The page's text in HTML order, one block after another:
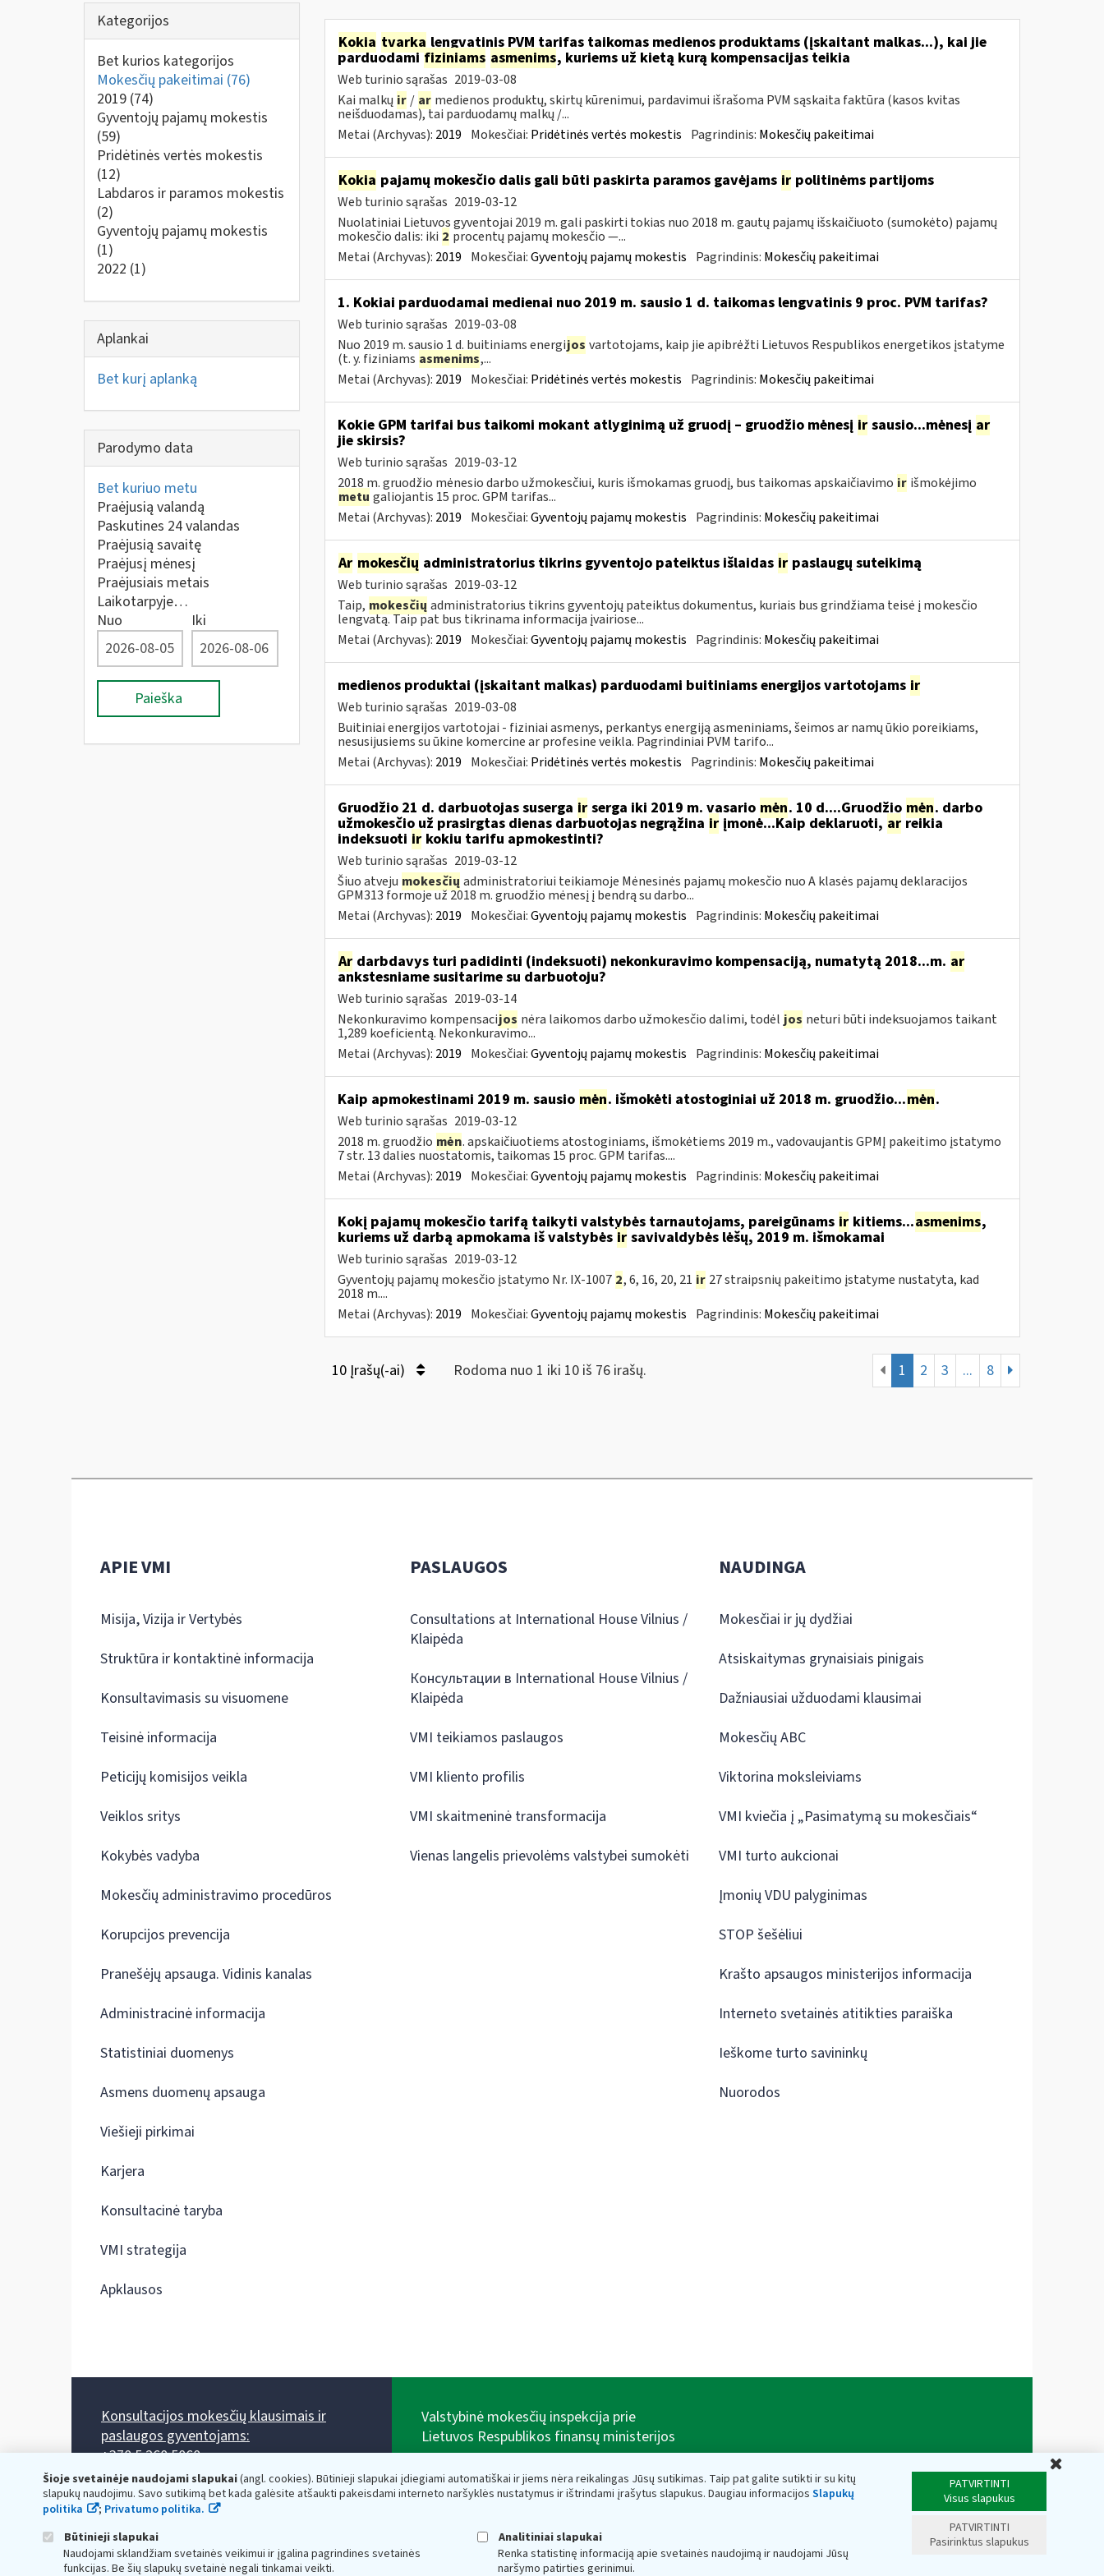
Kategorijos
Bet kurios kategorijos
Mokesčių pakeitimai (76)
2019 (74)
Gyventojų pajamų mokestis
(59)
Pridėtinės vertės mokestis
(12)
Labdaros ir paramos mokestis
(2)
Gyventojų pajamų mokestis
(1)
2022 (1)
Aplankai
Bet kurį aplanką
Parodymo data
Bet kuriuo metu
Praėjusią valandą
Paskutines 24 valandas
Praėjusią savaitę
Praėjusį mėnesį
Praėjusiais metais
Laikotarpyje…
Nuo
Iki
Paieška
Kokia tvarkalengvatinis PVM tarifas taikomas medienos produktams (įskaitant malkas...), kai jie
parduodamifiziniams asmenims, kuriems už kietą kurą kompensacijas teikia
Web turinio sąrašas 2019-03-08
Kai malkų ir / ar medienos produktų, skirtų kūrenimui, pardavimui išrašoma PVM sąskaita faktūra (kasos kvitas
neišduodamas), tai parduodamų malkų /...
Metai (Archyvas): 2019 Mokesčiai: Pridėtinės vertės mokestis Pagrindinis: Mokesčių pakeitimai
Kokia pajamų mokesčio dalis gali būti paskirta paramos gavėjams irpolitinėms partijoms
Web turinio sąrašas 2019-03-12
Nuolatiniai Lietuvos gyventojai 2019 m. gali paskirti tokias nuo 2018 m. gautų pajamų išskaičiuoto (sumokėto) pajamų
mokesčio dalis: iki 2 procentų pajamų mokesčio —...
Metai (Archyvas): 2019 Mokesčiai:Gyventojų pajamų mokestis Pagrindinis: Mokesčių pakeitimai
1. Kokiai parduodamai medienai nuo 2019 m. sausio 1 d. taikomas lengvatinis 9 proc. PVM tarifas?
Web turinio sąrašas 2019-03-08
Nuo 2019 m. sausio 1 d. buitiniams energijos vartotojams, kaip jie apibrėžti Lietuvos Respublikos energetikos įstatyme
(t. y. fiziniams asmenims,...
Metai (Archyvas): 2019 Mokesčiai: Pridėtinės vertės mokestis Pagrindinis: Mokesčių pakeitimai
Kokie GPM tarifai bus taikomi mokant atlyginimą už gruodį – gruodžio mėnesį irsausio...mėnesį ar
jie skirsis?
Web turinio sąrašas 2019-03-12
2018 m. gruodžio mėnesio darbo užmokesčiui, kuris išmokamas gruodį, bus taikomas apskaičiavimo ir išmokėjimo
metu galiojantis 15 proc. GPM tarifas...
Metai (Archyvas): 2019 Mokesčiai:Gyventojų pajamų mokestis Pagrindinis: Mokesčių pakeitimai
Ar mokesčių administratorius tikrins gyventojo pateiktus išlaidas irpaslaugų suteikimą
Web turinio sąrašas 2019-03-12
Taip, mokesčių administratorius tikrins gyventojų pateiktus dokumentus, kuriais bus grindžiama teisė į mokesčio
lengvatą. Taip pat bus tikrinama informacija įvairiose...
Metai (Archyvas): 2019 Mokesčiai:Gyventojų pajamų mokestis Pagrindinis: Mokesčių pakeitimai
medienos produktai (įskaitant malkas) parduodami buitiniams energijos vartotojams ir
Web turinio sąrašas 2019-03-08
Buitiniai energijos vartotojai - fiziniai asmenys, perkantys energiją asmeniniams, šeimos ar namų ūkio poreikiams,
nesusijusiems su ūkine komercine ar profesine veikla. Pagrindiniai PVM tarifo...
Metai (Archyvas): 2019 Mokesčiai: Pridėtinės vertės mokestis Pagrindinis: Mokesčių pakeitimai
Gruodžio 21 d. darbuotojas suserga irserga iki 2019 m. vasario mėn. 10 d....Gruodžio mėn. darbo
užmokesčio už prasirgtas dienas darbuotojas negrąžina irįmonė...Kaip deklaruoti, arreikia
indeksuoti irkokiu tarifu apmokestinti?
Web turinio sąrašas 2019-03-12
Šiuo atveju mokesčių administratoriui teikiamoje Mėnesinės pajamų mokesčio nuo A klasės pajamų deklaracijos
GPM313 formoje už 2018 m. gruodžio mėnesį į bendrą su darbo...
Metai (Archyvas): 2019 Mokesčiai:Gyventojų pajamų mokestis Pagrindinis: Mokesčių pakeitimai
Ardarbdavys turi padidinti (indeksuoti) nekonkuravimo kompensaciją, numatytą 2018...m. ar
ankstesniame susitarime su darbuotoju?
Web turinio sąrašas 2019-03-14
Nekonkuravimo kompensacijos nėra laikomos darbo užmokesčio dalimi, todėl jos neturi būti indeksuojamos taikant
1,289 koeficientą. Nekonkuravimo...
Metai (Archyvas): 2019 Mokesčiai:Gyventojų pajamų mokestis Pagrindinis: Mokesčių pakeitimai
Kaip apmokestinami 2019 m. sausio mėn. išmokėti atostoginiai už 2018 m. gruodžio...mėn.
Web turinio sąrašas 2019-03-12
2018 m. gruodžio mėn. apskaičiuotiems atostoginiams, išmokėtiems 2019 m., vadovaujantis GPMĮ pakeitimo įstatymo
7 str. 13 dalies nuostatomis, taikomas 15 proc. GPM tarifas....
Metai (Archyvas): 2019 Mokesčiai:Gyventojų pajamų mokestis Pagrindinis: Mokesčių pakeitimai
Kokį pajamų mokesčio tarifą taikyti valstybės tarnautojams, pareigūnams irkitiems...asmenims,
kuriems už darbą apmokama iš valstybės irsavivaldybės lėšų, 2019 m. išmokamai
Web turinio sąrašas 2019-03-12
Gyventojų pajamų mokesčio įstatymo Nr. IX-1007 2, 6, 16, 20, 21 ir 27 straipsnių pakeitimo įstatyme nustatyta, kad
2018 m....
Metai (Archyvas): 2019 Mokesčiai:Gyventojų pajamų mokestis Pagrindinis: Mokesčių pakeitimai
10 Įrašų(-ai) Rodoma nuo 1 iki 10 iš 76 irašų. 1 2 3 ... 8
Šioje svetainėje naudojami slapukai(angl. cookies). Būtinieji slapukai įdiegiami automatiškai ir jiems nėra reikalingas Jūsų sutikimas. Taip pat galite sutikti ir su kitų
slapukų naudojimu. Savo sutikimą bet kada galėsite atšaukti pakeisdami interneto naršyklės nustatymus ir ištrindami įrašytus slapukus. Daugiau informacijos Slapukų
politika
; Privatumo politika.
Būtinieji slapukai
Naudojami sklandžiam svetainės veikimui ir įgalina pagrindines svetainės
funkcijas. Be šių slapukų svetainė negali tinkamai veikti.
Analitiniai slapukai
Renka statistinę informaciją apie svetainės naudojimą ir naudojami Jūsų
naršymo patirties gerinimui.
PATVIRTINTI
Visus slapukus
PATVIRTINTI
Pasirinktus slapukus
APIE VMI
Misija, Vizija ir Vertybės
Struktūra ir kontaktinė informacija
Konsultavimasis su visuomene
Teisinė informacija
Peticijų komisijos veikla
Veiklos sritys
Kokybės vadyba
Mokesčių administravimo procedūros
Korupcijos prevencija
Pranešėjų apsauga. Vidinis kanalas
Administracinė informacija
Statistiniai duomenys
Asmens duomenų apsauga
Viešieji pirkimai
Karjera
Konsultacinė taryba
VMI strategija
Apklausos
PASLAUGOS
Consultations at International House Vilnius /
Klaipėda
Консультации в International House Vilnius /
Klaipėda
VMI teikiamos paslaugos
VMI kliento profilis
VMI skaitmeninė transformacija
Vienas langelis prievolėms valstybei sumokėti
NAUDINGA
Mokesčiai ir jų dydžiai
Atsiskaitymas grynaisiais pinigais
Dažniausiai užduodami klausimai
Mokesčių ABC
Viktorina moksleiviams
VMI kviečia į „Pasimatymą su mokesčiais“
VMI turto aukcionai
Įmonių VDU palyginimas
STOP šešėliui
Krašto apsaugos ministerijos informacija
Interneto svetainės atitikties paraiška
Ieškome turto savininkų
Nuorodos
Konsultacijos mokesčių klausimais ir
paslaugos gyventojams:
+370 5 260 5060
Darbo laikas: I-IV 8.00-17.00, V 8.00-15.45.
Prieššventinę dieną - viena valanda trumpiau.
Kiekvieno mėnesio antrą penktadienį 8.00 val. - 12.00 val.
Mano VMI
Valstybinė mokesčių inspekcija prie
Lietuvos Respublikos finansų ministerijos
adresas: Vasario 16-osios g. 14, 01107 Vilnius, Lietuva,
el.paštas:vmi@vmi.lt, E. pristatymo dėžutės adresas
Lietuvos Respublikos finansų ministerijos kaupiami ir
saugomi Juridinių asmenų registre